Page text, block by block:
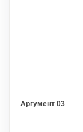
Аргумент 03